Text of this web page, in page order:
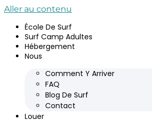
Aller au contenu
École De Surf
Surf Camp Adultes
Hébergement
Nous
Comment Y Arriver
FAQ
Blog De Surf
Contact
Louer